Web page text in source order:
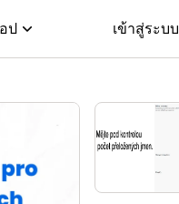
ป เข้าสู่ระบบ